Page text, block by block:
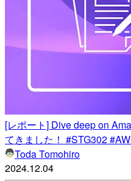
[レポート] Dive deep on
てきました！ #STG302
Toda Tomohiro
2024.12.04